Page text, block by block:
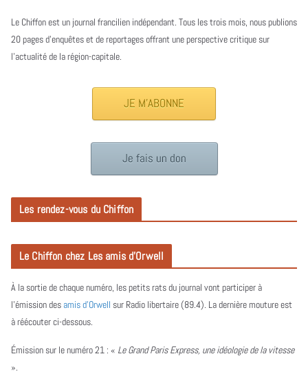
Le Chiffon est un journal francilien indépendant. Tous les trois mois, nous publions
20 pages d’enquêtes et de reportages offrant une perspective critique sur
l’actualité de la région-capitale.
JE M'ABONNE
Je fais un don
Les rendez-vous du Chiffon
Le Chiffon chez Les amis d’Orwell
À la sortie de chaque numéro, les petits rats du journal vont participer à
l’émission des amis d’Orwell sur Radio libertaire (89.4). La dernière mouture est
à réécouter ci-dessous.
Émission sur le numéro 21 : « Le Grand Paris Express, une idéologie de la vitesse
».